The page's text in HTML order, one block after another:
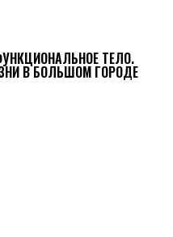
ТЕЛО.
В БОЛЬШОМ ГОРОДЕ